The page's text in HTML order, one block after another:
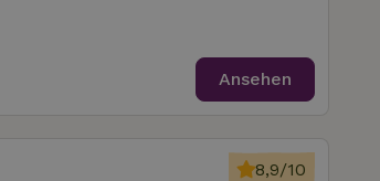
Ansehen
8,9/10